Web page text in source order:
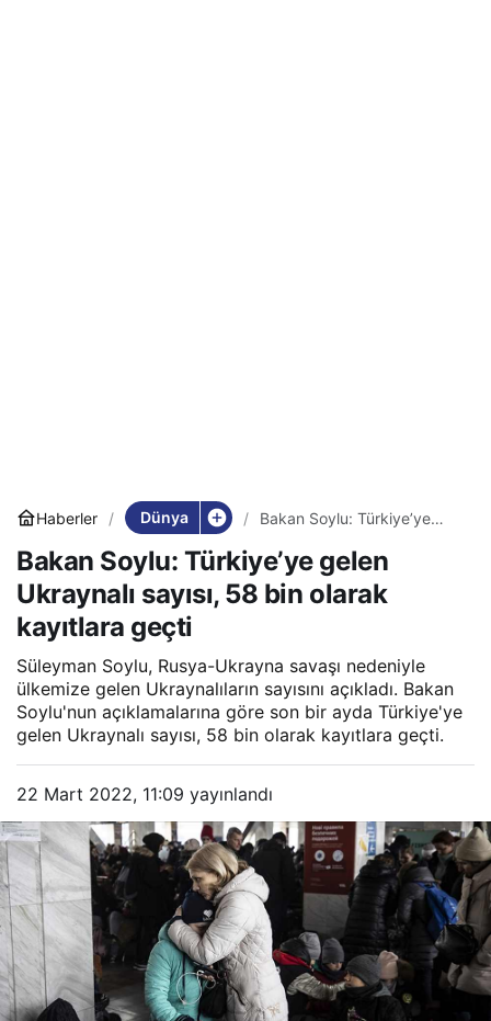
Haberler Dünya
Bakan Soylu: Türkiye’ye
bin olarak kayıtlara geçti
Bakan Soylu: Türkiye’ye gelen
Ukraynalı sayısı, 58 bin olarak
kayıtlara geçti
Süleyman Soylu, Rusya-Ukrayna savaşı nedeniyle
ülkemize gelen Ukraynalıların sayısını açıkladı. Bakan
Soylu'nun açıklamalarına göre son bir ayda Türkiye'ye
gelen Ukraynalı sayısı, 58 bin olarak kayıtlara geçti.
22 Mart 2022, 11:09 yayınlandı